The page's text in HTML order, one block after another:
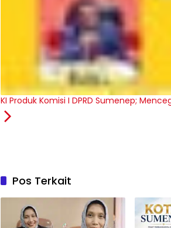
KI Produk Komisi I DPRD Sumenep;
Pos Terkait